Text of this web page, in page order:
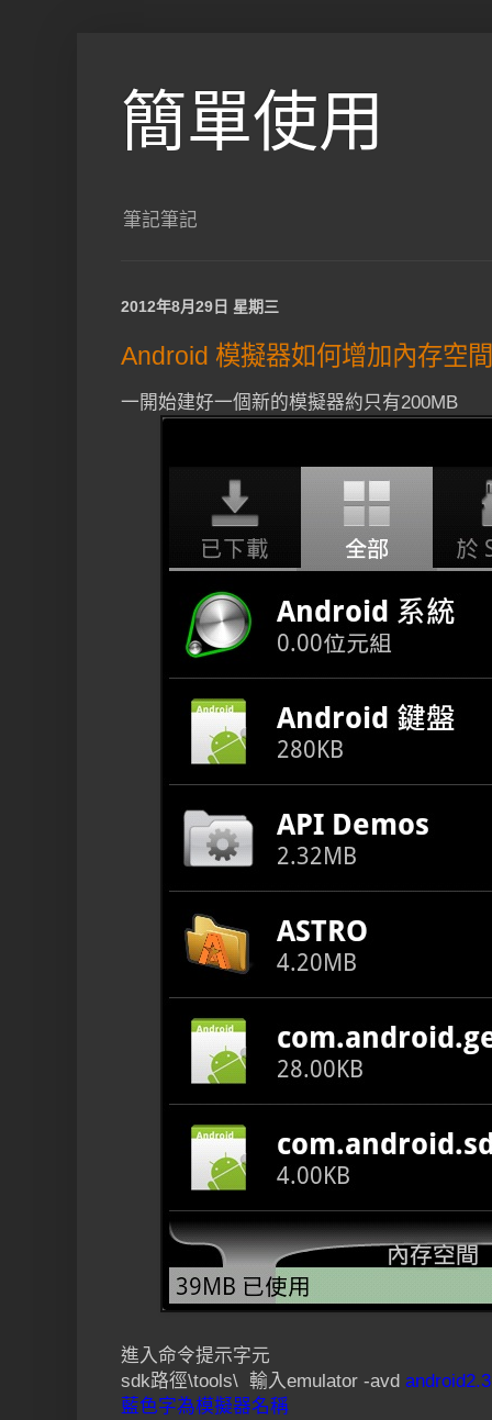
簡單使用
筆記筆記
2012年8月29日 星期三
Android 模擬器如何增加內存空間
一開始建好一個新的模擬器約只有200MB
進入命令提示字元
sdk路徑\tools\ 輸入emulator -avd
藍色字為模擬器名稱